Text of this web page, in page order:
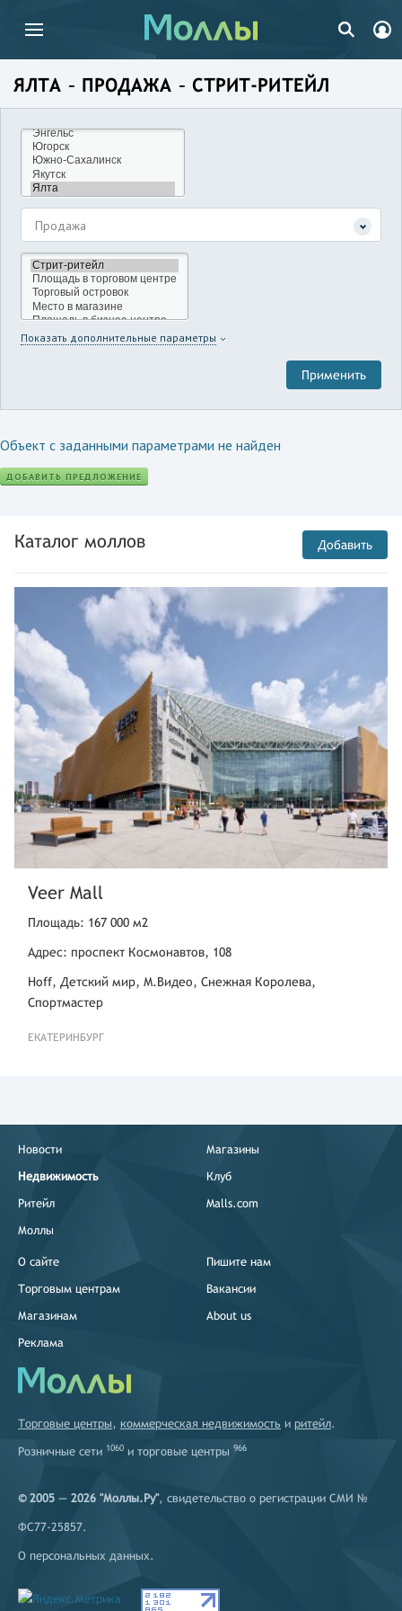
ЯЛТА – ПРОДАЖА – СТРИТ-РИТЕЙЛ
Продажа
Показать дополнительные параметры
Объект с заданными параметрами не найден
ДОБАВИТЬ ПРЕДЛОЖЕНИЕ
Каталог моллов Добавить
Veer Mall
Площадь: 167 000 м2
Адрес: проспект Космонавтов, 108
Hoff, Детский мир, М.Видео, Снежная Королева,
Спортмастер
ЕКАТЕРИНБУРГ
Новости
Недвижимость
Ритейл
Моллы
Магазины
Клуб
Malls.com
О сайте
Торговым центрам
Магазинам
Реклама
Пишите нам
Вакансии
About us
Торговые центры, коммерческая недвижимость и ритейл.
Розничные сети 1060 и торговые центры 966
© 2005 — 2026 "Моллы.Ру", свидетельство о регистрации СМИ №
ФС77-25857.
О персональных данных.